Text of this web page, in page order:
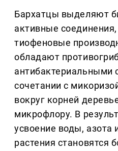
Бархатцы выделяют
активные
тиофеновые
обладают
антибактериальными
сочетании с
вокруг корней
микрофлору. В
усвоение воды, азота
растения становятся